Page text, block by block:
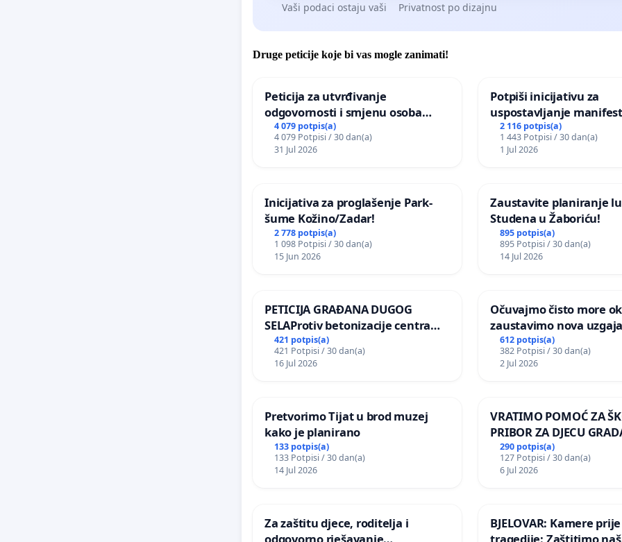
Vaši podaci ostaju vaši Privatnost po dizajnu
Druge peticije koje bi vas mogle zanimati!
Peticija za utvrđivanje
odgovornosti i smjenu osoba
odgovornih za incident u
Zoološkom vrtu Grada Zagreba
4 079 potpis(a)
4 079 Potpisi / 30 dan(a)
31 Jul 2026
Potpiši inicijativu za
uspostavljanje
godišnje nagrade ili
javnog događaja „Edin
Sarajevu
2 116 potpis(a)
1 443 Potpisi / 30 dan(a)
1 Jul 2026
Inicijativa za proglašenje Park-
šume Kožino/Zadar!
2 778 potpis(a)
1 098 Potpisi / 30 dan(a)
15 Jun 2026
Zaustavite planiranje
Studena u Žaboriću!
895 potpis(a)
895 Potpisi / 30 dan(a)
14 Jul 2026
PETICIJA GRAĐANA DUGOG
SELAProtiv betonizacije centra
grada i za očuvanje postojećih
zelenih površina i odraslih
stabala pri donošenju izmjena
421 potpis(a)
421 Potpisi / 30 dan(a)
16 Jul 2026
Očuvajmo čisto more
zaustavimo nova
612 potpis(a)
382 Potpisi / 30 dan(a)
2 Jul 2026
Pretvorimo Tijat u brod muzej
kako je planirano
133 potpis(a)
133 Potpisi / 30 dan(a)
14 Jul 2026
VRATIMO POMOĆ ZA
PRIBOR ZA DJECU
290 potpis(a)
127 Potpisi / 30 dan(a)
6 Jul 2026
Za zaštitu djece, roditelja i
BJELOVAR: Kamere prije